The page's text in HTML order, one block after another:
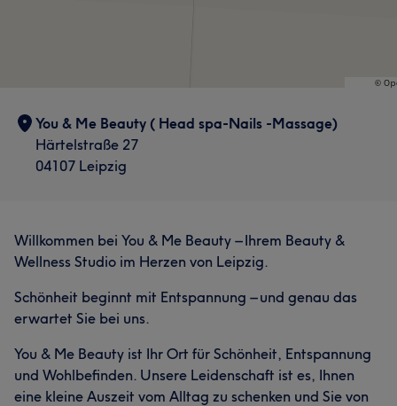
You & Me Beauty ( Head spa-Nails -Massage)
Härtelstraße 27
04107 Leipzig
Willkommen bei You & Me Beauty – Ihrem Beauty &
Wellness Studio im Herzen von Leipzig.
Schönheit beginnt mit Entspannung – und genau das
erwartet Sie bei uns.
You & Me Beauty ist Ihr Ort für Schönheit, Entspannung
und Wohlbefinden. Unsere Leidenschaft ist es, Ihnen
eine kleine Auszeit vom Alltag zu schenken und Sie von